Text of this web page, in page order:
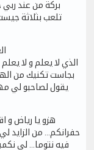
بركة من عند
تلعب بثلاثة
بجاست تكنيك من
يقول لصاحبو لي
هزو يا رياض و
حفرانكم… من
فيه نتوما… لي